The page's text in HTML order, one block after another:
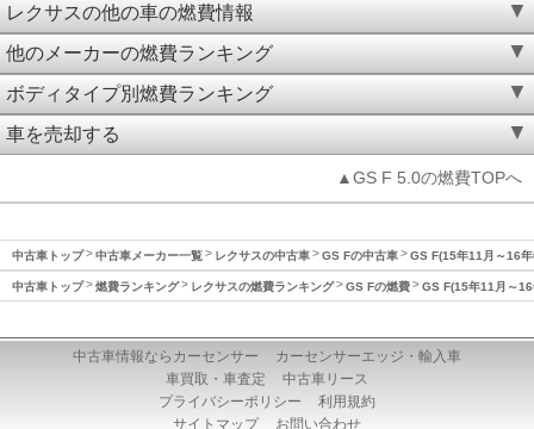
レクサスの他の車の燃費情報
他のメーカーの燃費ランキング
ボディタイプ別燃費ランキング
車を売却する
▲GS F 5.0の燃費TOPへ
中古車トップ 中古車メーカー一覧 レクサスの中古車 GS Fの中古車 GS F(15年11月～16
中古車トップ 燃費ランキング レクサスの燃費ランキング GS Fの燃費 GS F(15年11月～
中古車情報ならカーセンサー
カーセンサーエッジ・輸入車
車買取・車査定
中古車リース
プライバシーポリシー
利用規約
サイトマップ
お問い合わせ